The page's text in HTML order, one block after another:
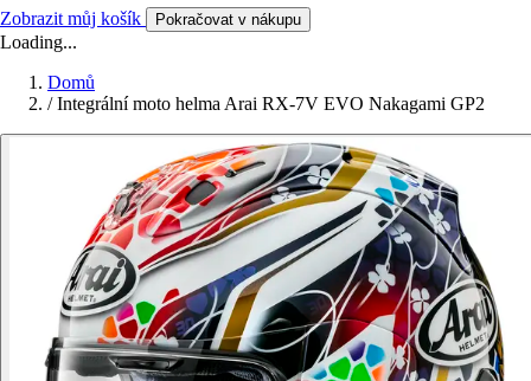
Zobrazit můj košík Pokračovat v nákupu
Loading...
Domů
/ Integrální moto helma Arai RX-7V EVO Nakagami GP2